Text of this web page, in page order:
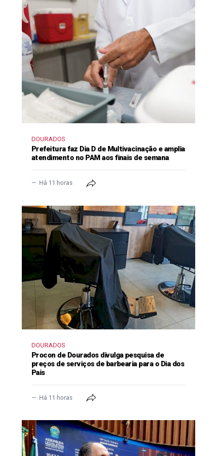
DOURADOS
Prefeitura faz Dia D de Multivacinação e amplia
atendimento no PAM aos finais de semana
Há 11 horas
DOURADOS
Procon de Dourados divulga pesquisa de
preços de serviços de barbearia para o Dia dos
Pais
Há 11 horas